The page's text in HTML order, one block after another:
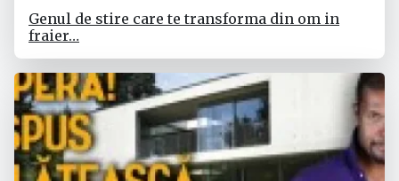
Genul de stire care te transforma din om in
fraier…